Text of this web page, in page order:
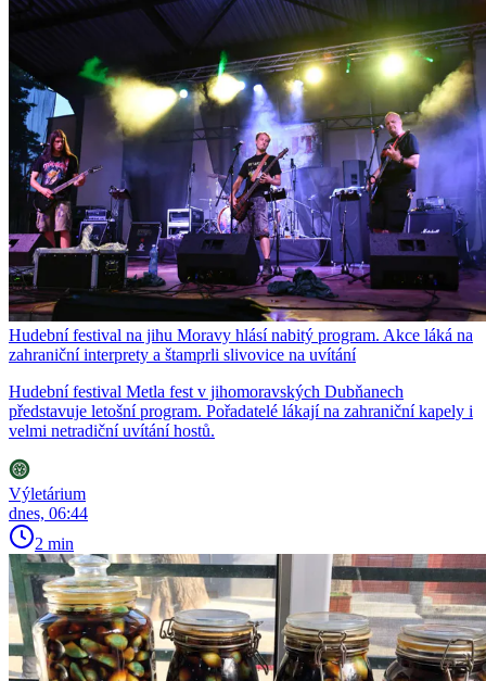
Hudební festival na jihu Moravy hlásí nabitý program. Akce láká na
zahraniční interprety a štamprli slivovice na uvítání
Hudební festival Metla fest v jihomoravských Dubňanech
představuje letošní program. Pořadatelé lákají na zahraniční kapely i
velmi netradiční uvítání hostů.
Výletárium
dnes, 06:44
2 min